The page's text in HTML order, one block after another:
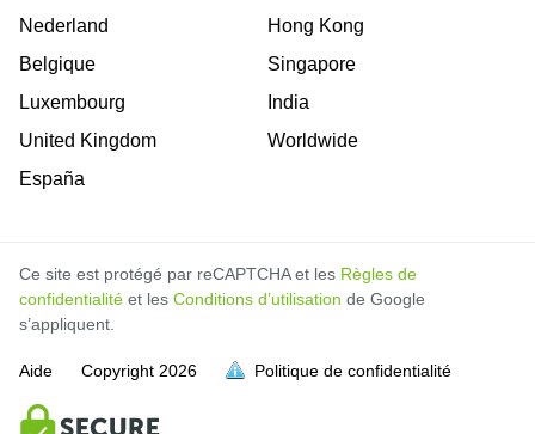
soit pleine.
soit pleine.
soit pleine.
soit pleine.
soit pleine.
soit pleine.
soit pleine.
soit pleine.
soit pleine.
soit pleine.
soit pleine.
soit pleine.
Nederland
Belgique
Luxembourg
United Kingdom
España
Hong Kong
Singapore
India
Worldwide
Ce site est protégé par reCAPTCHA et les Règles de
confidentialité et les Conditions d’utilisation de Google
s’appliquent.
Aide Copyright 2026 Politique de confidentialité